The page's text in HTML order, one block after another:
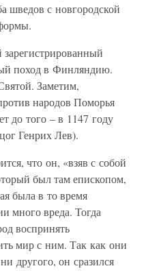
шведов с новгородской
поход в Финляндию.
Заметим,
народов Поморья
до того – в 1147 году
Генрих Лев).
что он, «взяв с собой
был там епископом,
была в то время
много вреда. Тогда
воспринять
мир с ним. Так как они
другого, он сразился